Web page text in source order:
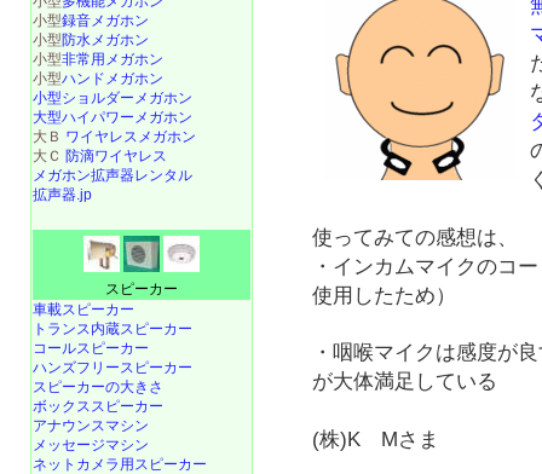
使ってみての感想は、
・インカムマイクのコ
使用したため）
・咽喉マイクは感度が
が大体満足している
(株)K Mさま
小型録音メガホン
小型防水メガホン
小型非常用メガホン
小型ハンドメガホン
小型ショルダーメガホン
大型ハイパワーメガホン
大Ｂ ワイヤレスメガホン
大Ｃ 防滴ワイヤレス
メガホン拡声器レンタル
拡声器.jp
スピーカー
車載スピーカー
トランス内蔵スピーカー
コールスピーカー
ハンズフリースピーカー
スピーカーの大きさ
ボックススピーカー
アナウンスマシン
メッセージマシン
ネットカメラ用スピーカー